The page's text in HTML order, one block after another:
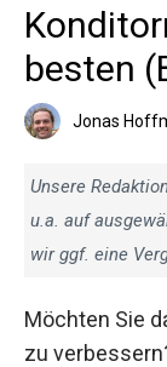
besten
Jonas
Unsere
u.a. auf
wir ggf. eine
Möchten Sie
zu